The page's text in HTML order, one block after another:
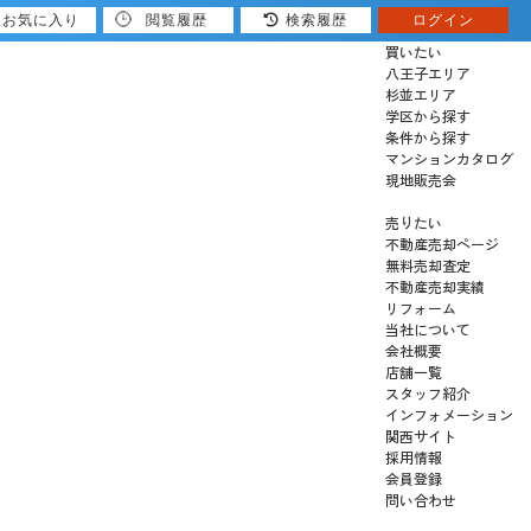
買いたい
八王子エリア
杉並エリア
学区から探す
条件から探す
マンションカタログ
現地販売会
売りたい
不動産売却ページ
無料売却査定
不動産売却実績
リフォーム
当社について
会社概要
店舗一覧
スタッフ紹介
インフォメーション
関西サイト
採用情報
会員登録
問い合わせ
お気に入り 閲覧履歴 検索履歴 ログイン